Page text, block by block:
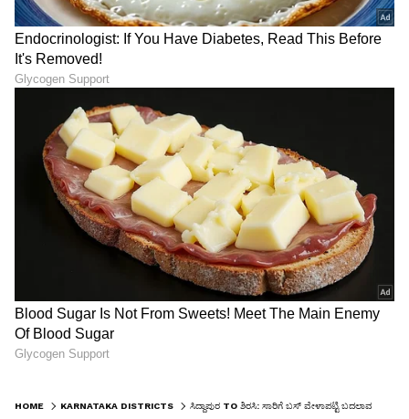
HOME KARNATAKA DISTRICTS